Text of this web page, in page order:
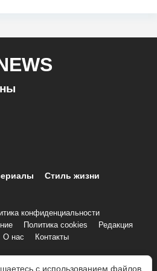
Стиль жизни
конфиденциальности
Политика cookies
Редакция
О нас
Контакты
с использованием файлов